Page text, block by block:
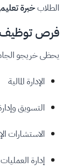
الطلابخبرة
فرص توظيف
يحظى خريجو
الإدارة المالية
التسويق
الاستشارات
إدارة